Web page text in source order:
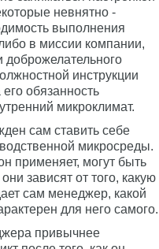
невнятно -
выполнения
в миссии компании,
доброжелательного
инструкции
обязанность
микроклимат.
сам ставить себе
микросреды.
применяет, могут быть
зависят от того, какую
сам менеджер, какой
для него самого.
привычнее